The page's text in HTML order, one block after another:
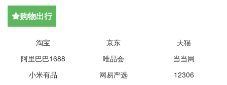
购物出行
淘宝 京东
天猫
阿里巴巴1688
唯品会
当当网
小米有品
网易严选
12306